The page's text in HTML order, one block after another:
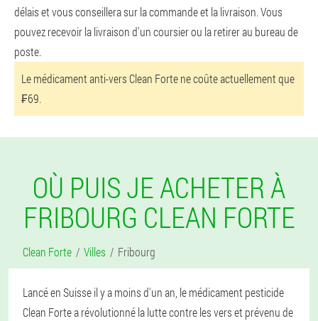
délais et vous conseillera sur la commande et la livraison. Vous
pouvez recevoir la livraison d'un coursier ou la retirer au bureau de
poste.
Le médicament anti-vers Clean Forte ne coûte actuellement que
₣69.
OÙ PUIS JE ACHETER À
FRIBOURG CLEAN FORTE
Clean Forte Villes Fribourg
Lancé en Suisse il y a moins d'un an, le médicament pesticide
Clean Forte a révolutionné la lutte contre les vers et prévenu de